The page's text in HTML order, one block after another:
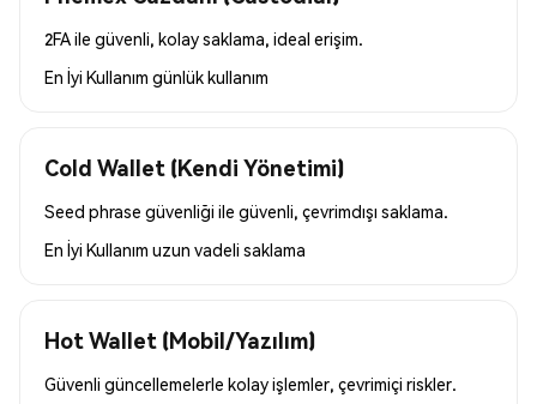
2FA ile güvenli, kolay saklama, ideal erişim.
En İyi Kullanım günlük kullanım
Cold Wallet (Kendi Yönetimi)
Seed phrase güvenliği ile güvenli, çevrimdışı saklama.
En İyi Kullanım uzun vadeli saklama
Hot Wallet (Mobil/Yazılım)
Güvenli güncellemelerle kolay işlemler, çevrimiçi riskler.